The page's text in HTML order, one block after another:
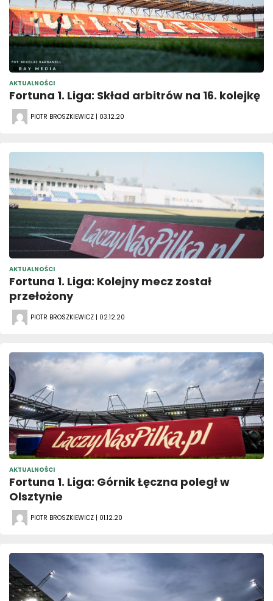
AKTUALNOŚCI
Fortuna 1. Liga: Skład arbitrów na 16. kolejkę
PIOTR BROSZKIEWICZ | 03.12.20
AKTUALNOŚCI
Fortuna 1. Liga: Kolejny mecz został
przełożony
PIOTR BROSZKIEWICZ | 02.12.20
AKTUALNOŚCI
Fortuna 1. Liga: Górnik Łęczna poległ w
Olsztynie
PIOTR BROSZKIEWICZ | 01.12.20